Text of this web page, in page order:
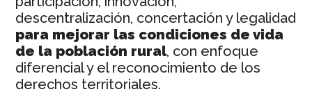
descentralización, concertación y legalidad
para mejorar las condiciones de vida
de la población rural, con enfoque
diferencial y el reconocimiento de los
derechos territoriales.